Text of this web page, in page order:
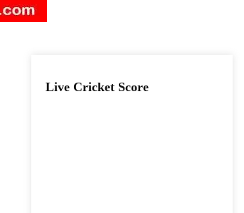
Live Cricket Score